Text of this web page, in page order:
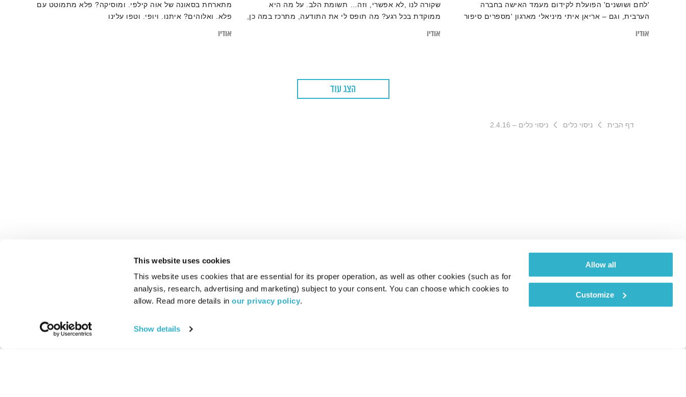
This website uses cookies
This website uses cookies that are essential for its proper operation, as well as other cookies (such as for
analysis, research, advertising and marketing) subject to your consent. You can choose which cookies to
allow. Read more details in our privacy policy.
Show details
Allow all
Customize
'לחם ושושנים' הפועלת לקידום מעמד האישה בחברה
הערבית, וגם – אריאן איתי מיניאלי מארגון 'מספרים סיפור
אודיו
שקורה לנו ,לא אפשרי, וזה… תשומת הלב. על מה היא
ממוקדת בכל רגע? מה תופס לי את התודעה, מתרכז במה כן,
אודיו
מתארחת בסאונה של אוה קילפי. ומוסיקה? פלא מתמוטט עם
פלא. ואלוהים? איתנו. ויופי. וטפו עלינו
אודיו
הצג עוד
דף הבית ניסוי כלים ניסוי כלים – 2.4.16